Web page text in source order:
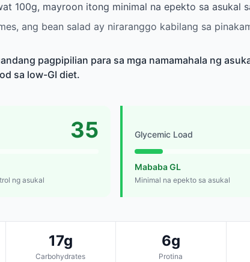
100g, mayroon itong minimal na epekto sa asukal
ang bean salad ay niraranggo kabilang sa
pagpipilian para sa mga namamahala ng
sa low-GI diet.
35
ng asukal
Glycemic Load
Mababa GL
Minimal na epekto sa asukal
17g
Carbohydrates
6g
Protina